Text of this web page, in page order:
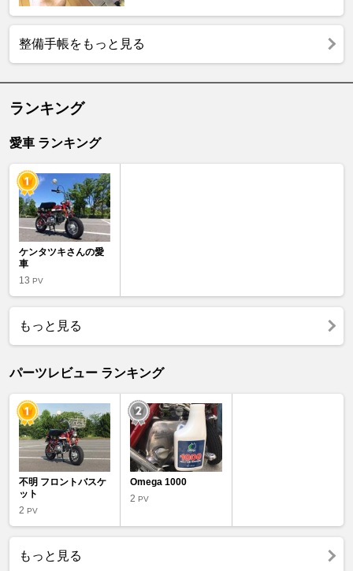
整備手帳をもっと見る
ランキング
愛車 ランキング
ケンタツキさんの愛
車
13 PV
もっと見る
パーツレビュー ランキング
不明 フロントバスケ
ット
2 PV
Omega 1000
2PV
もっと見る